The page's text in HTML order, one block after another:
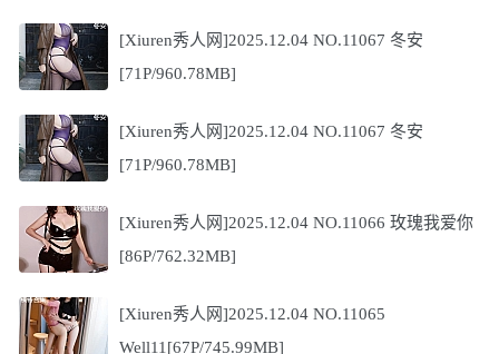
[Xiuren秀人网]2025.12.04 NO.11067 冬安
[71P/960.78MB]
[Xiuren秀人网]2025.12.04 NO.11067 冬安
[71P/960.78MB]
[Xiuren秀人网]2025.12.04 NO.11066 玫瑰我爱你
[86P/762.32MB]
[Xiuren秀人网]2025.12.04 NO.11065
Well11[67P/745.99MB]